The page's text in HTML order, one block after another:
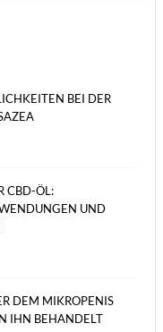
BEI DER
CBD-ÖL:
UND
DEM MIKROPENIS
IHN BEHANDELT